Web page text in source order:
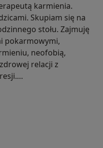
karmienia.
Skupiam się na
stołu. Zajmuję
pokarmowymi,
neofobią,
relacji z
ekspertami od